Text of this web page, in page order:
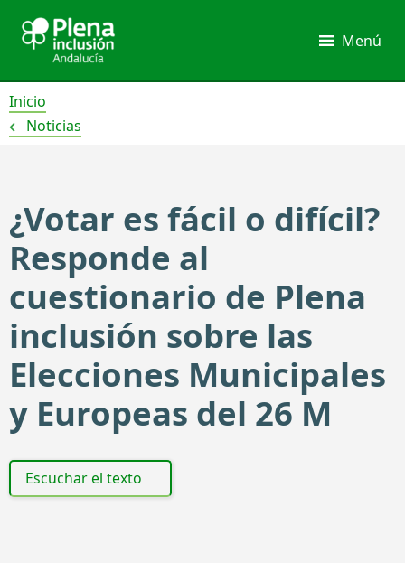
contenido
Menú
Inicio
Noticias
¿Votar es fácil o difícil?
Responde al
cuestionario de Plena
inclusión sobre las
Elecciones Municipales
y Europeas del 26 M
Escuchar el texto